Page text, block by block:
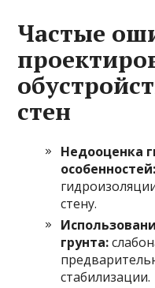
Частые
стен
Недооценка
особенностей:
стену.
грунта:
стабилизации.